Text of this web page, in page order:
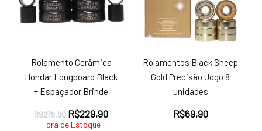
Rolamento Cerâmica
Hondar Longboard Black
+ Espaçador Brinde
R$279,90 O
preço
R$229,90O
Fora de Estoque
Rolamentos Black Sheep
Gold Precisão Jogo 8
unidades
R$69,90